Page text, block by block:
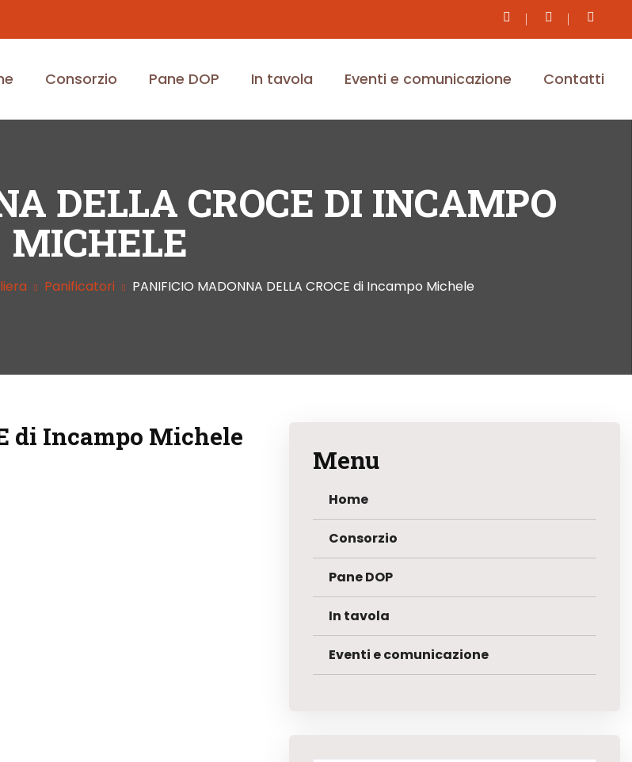
Consorzio Pane DOP In tavola Eventi e comunicazione Contatti
DELLA CROCE DI INCAMPO
MICHELE
Panificatori PANIFICIO MADONNA DELLA CROCE di Incampo Michele
di Incampo Michele
Menu
Home
Consorzio
Pane DOP
In tavola
Eventi e comunicazione